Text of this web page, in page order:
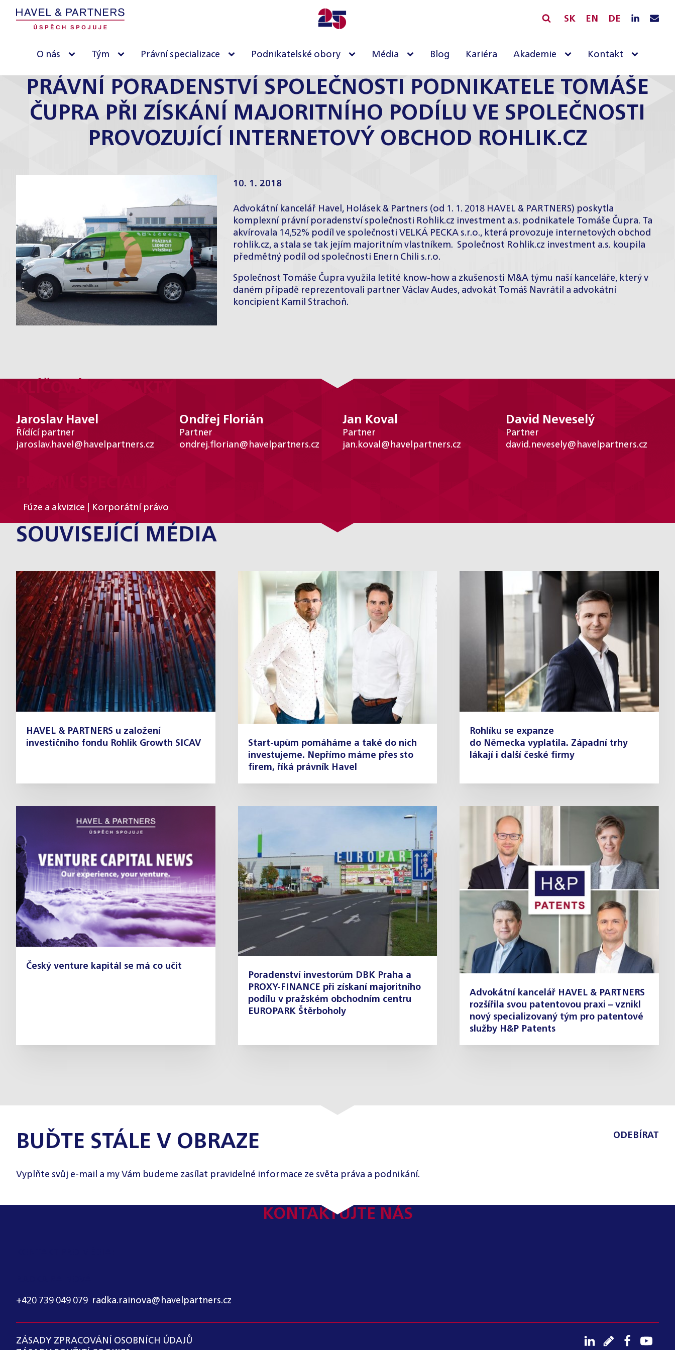
SK EN DE
O nás Tým Právní specializace Podnikatelské obory Média Blog Kariéra Akademie Kontakt
PRÁVNÍ PORADENSTVÍ SPOLEČNOSTI PODNIKATELE TOMÁŠE
ČUPRA PŘI ZÍSKÁNÍ MAJORITNÍHO PODÍLU VE SPOLEČNOSTI
PROVOZUJÍCÍ INTERNETOVÝ OBCHOD ROHLIK.CZ
10. 1. 2018
Advokátní kancelář Havel, Holásek & Partners (od 1. 1. 2018 HAVEL & PARTNERS) poskytla
komplexní právní poradenství společnosti Rohlik.cz investment a.s. podnikatele Tomáše Čupra. Ta
akvírovala 14,52% podíl ve společnosti VELKÁ PECKA s.r.o., která provozuje internetových obchod
rohlik.cz, a stala se tak jejím majoritním vlastníkem. Společnost Rohlik.cz investment a.s. koupila
předmětný podíl od společnosti Enern Chili s.r.o.
Společnost Tomáše Čupra využila letité know-how a zkušenosti M&A týmu naší kanceláře, který v
daném případě reprezentovali partner Václav Audes, advokát Tomáš Navrátil a advokátní
koncipient Kamil Strachoň.
Jaroslav Havel
Řídící partner
jaroslav.havel@havelpartners.cz
Ondřej Florián
Partner
ondrej.florian@havelpartners.cz
Jan Koval
Partner
jan.koval@havelpartners.cz
David Neveselý
Partner
david.nevesely@havelpartners.cz
Fúze a akvizice | Korporátní právo
SOUVISEJÍCÍ MÉDIA
HAVEL & PARTNERS u založení
investičního fondu Rohlik Growth SICAV
Start-upům pomáháme a také do nich
investujeme. Nepřímo máme přes sto
firem, říká právník Havel
Rohlíku se expanze
do Německa vyplatila. Západní trhy
lákají i další české firmy
Český venture kapitál se má co učit
Poradenství investorům DBK Praha a
PROXY-FINANCE při získaní majoritního
podílu v pražském obchodním centru
EUROPARK Štěrboholy
Advokátní kancelář HAVEL & PARTNERS
rozšířila svou patentovou praxi – vznikl
nový specializovaný tým pro patentové
služby H&P Patents
BUĎTE STÁLE V OBRAZE ODEBÍRAT
Vyplňte svůj e-mail a my Vám budeme zasílat pravidelné informace ze světa práva a podnikání.
KONTAKTUJTE NÁS
+420 739 049 079 radka.rainova@havelpartners.cz
ZÁSADY ZPRACOVÁNÍ OSOBNÍCH ÚDAJŮ